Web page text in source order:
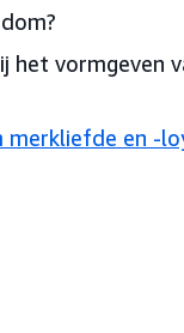
het vormgeven
merkliefde en -